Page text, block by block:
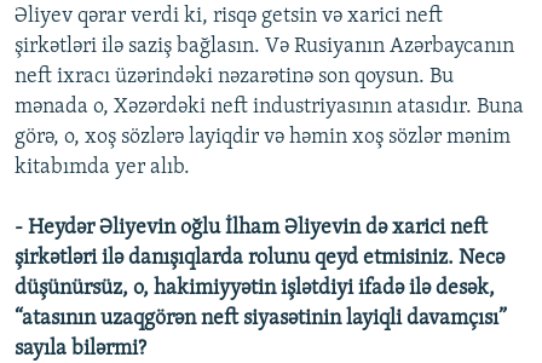
Əliyev qərar verdi ki, risqə getsin və xarici neft
şirkətləri ilə saziş bağlasın. Və Rusiyanın Azərbaycanın
neft ixracı üzərindəki nəzarətinə son qoysun. Bu
mənada o, Xəzərdəki neft industriyasının atasıdır. Buna
görə, o, xoş sözlərə layiqdir və həmin xoş sözlər mənim
kitabımda yer alıb.
- Heydər Əliyevin oğlu İlham Əliyevin də xarici neft
şirkətləri ilə danışıqlarda rolunu qeyd etmisiniz. Necə
düşünürsüz, o, hakimiyyətin işlətdiyi ifadə ilə desək,
“atasının uzaqgörən neft siyasətinin layiqli davamçısı”
sayıla bilərmi?